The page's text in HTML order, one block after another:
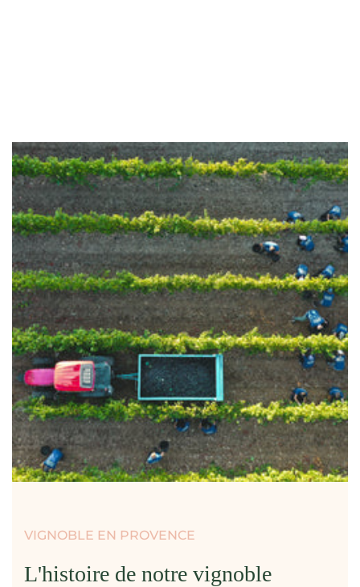
VIGNOBLE EN PROVENCE
L'histoire de notre vignoble